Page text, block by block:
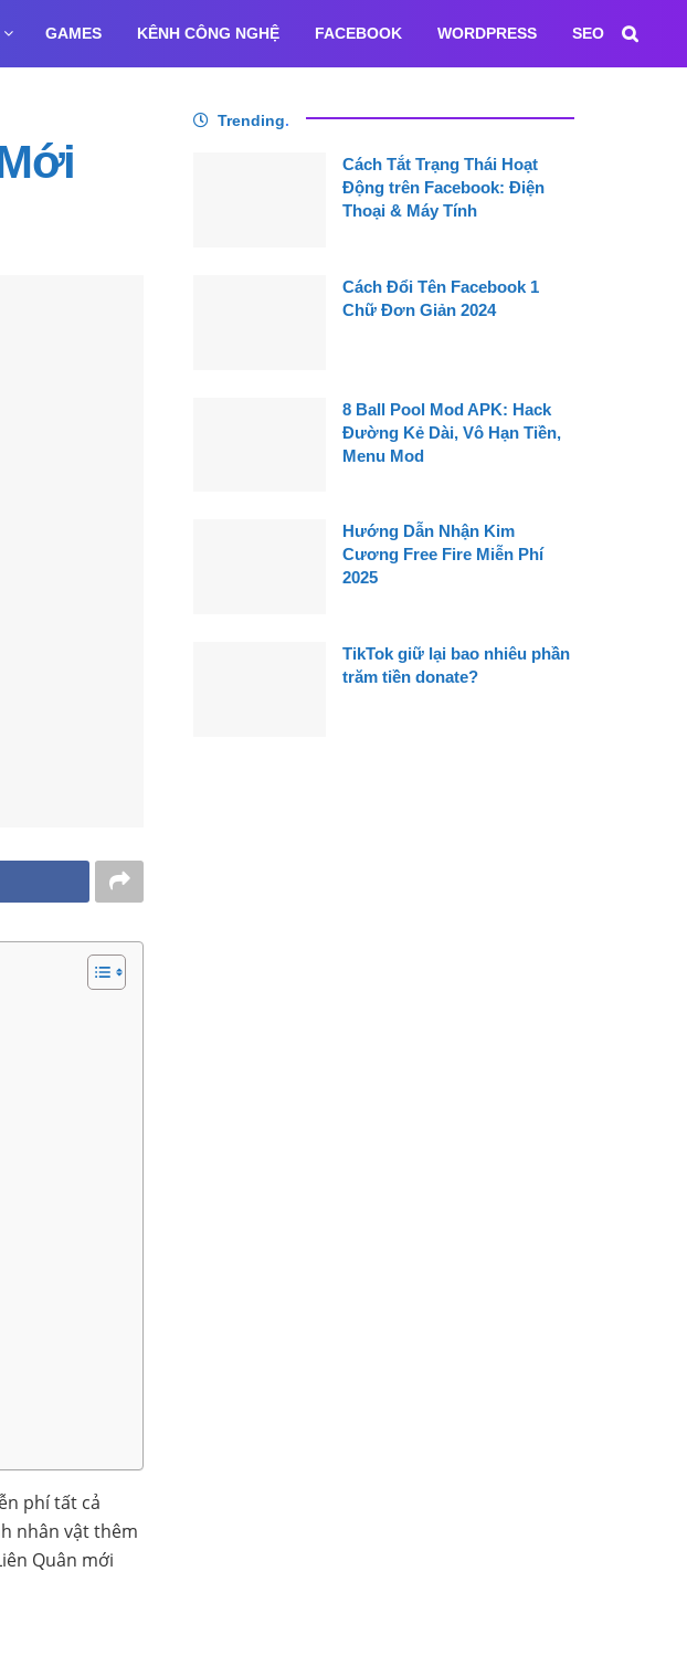
GAMES KÊNH CÔNG NGHỆ FACEBOOK WORDPRESS SEO
phí tất cả
nhân vật thêm
Quân mới
Trending.
Cách Tắt Trạng Thái Hoạt
Động trên Facebook: Điện
Thoại & Máy Tính
Cách Đổi Tên Facebook 1
Chữ Đơn Giản 2024
8 Ball Pool Mod APK: Hack
Đường Kẻ Dài, Vô Hạn Tiền,
Menu Mod
Hướng Dẫn Nhận Kim
Cương Free Fire Miễn Phí
2025
TikTok giữ lại bao nhiêu phần
trăm tiền donate?